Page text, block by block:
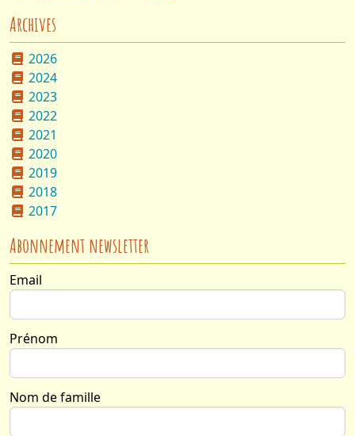
Archives
2026
2024
2023
2022
2021
2020
2019
2018
2017
Abonnement newsletter
Email
Prénom
Nom de famille